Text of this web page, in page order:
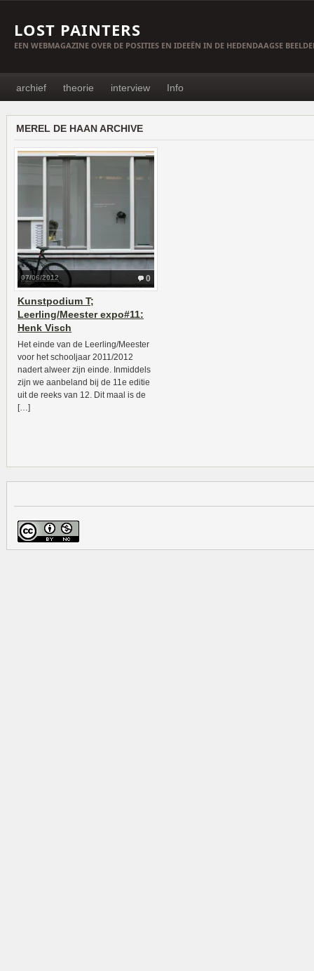
LOST PAINTERS
EEN WEBMAGAZINE OVER DE POSITIES EN IDEEËN IN DE HEDENDAAGSE
archief theorie interview Info
MEREL DE HAAN ARCHIVE
0
07/06/2012
Kunstpodium T;
Leerling/Meester expo#11:
Henk Visch
Het einde van de Leerling/Meester
voor het schooljaar 2011/2012
nadert alweer zijn einde. Inmiddels
zijn we aanbeland bij de 11e editie
uit de reeks van 12. Dit maal is de
[…]